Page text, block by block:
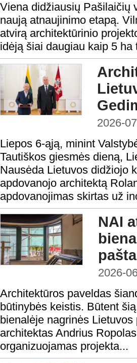
Viena didžiausių Pašilaičių
naują atnaujinimo etapą.
atvirą architektūrinio
idėją šiai daugiau kaip 5
2026-
Liepos 6-ąją, minint
Tautiškos giesmės dieną,
Nausėda Lietuvos didžiojo
apdovanojo architektą
apdovanojimas skirtas už
NAI
2026-
Architektūros paveldas
būtinybės keistis. Būtent
bienalėje nagrinės
architektas Andrius
organizuojamas projekta...